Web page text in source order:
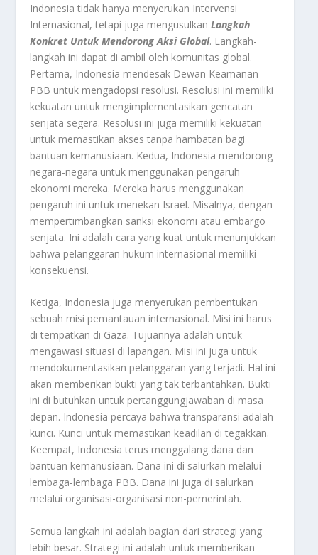
Indonesia tidak hanya menyerukan Intervensi
Internasional, tetapi juga mengusulkanLangkah
Konkret Untuk Mendorong Aksi Global. Langkah-
langkah ini dapat di ambil oleh komunitas global.
Pertama, Indonesia mendesak Dewan Keamanan
PBB untuk mengadopsi resolusi. Resolusi ini memiliki
kekuatan untuk mengimplementasikan gencatan
senjata segera. Resolusi ini juga memiliki kekuatan
untuk memastikan akses tanpa hambatan bagi
bantuan kemanusiaan. Kedua, Indonesia mendorong
negara-negara untuk menggunakan pengaruh
ekonomi mereka. Mereka harus menggunakan
pengaruh ini untuk menekan Israel. Misalnya, dengan
mempertimbangkan sanksi ekonomi atau embargo
senjata. Ini adalah cara yang kuat untuk menunjukkan
bahwa pelanggaran hukum internasional memiliki
konsekuensi.
Ketiga, Indonesia juga menyerukan pembentukan
sebuah misi pemantauan internasional. Misi ini harus
di tempatkan di Gaza. Tujuannya adalah untuk
mengawasi situasi di lapangan. Misi ini juga untuk
mendokumentasikan pelanggaran yang terjadi. Hal ini
akan memberikan bukti yang tak terbantahkan. Bukti
ini di butuhkan untuk pertanggungjawaban di masa
depan. Indonesia percaya bahwa transparansi adalah
kunci. Kunci untuk memastikan keadilan di tegakkan.
Keempat, Indonesia terus menggalang dana dan
bantuan kemanusiaan. Dana ini di salurkan melalui
lembaga-lembaga PBB. Dana ini juga di salurkan
melalui organisasi-organisasi non-pemerintah.
Semua langkah ini adalah bagian dari strategi yang
lebih besar. Strategi ini adalah untuk memberikan